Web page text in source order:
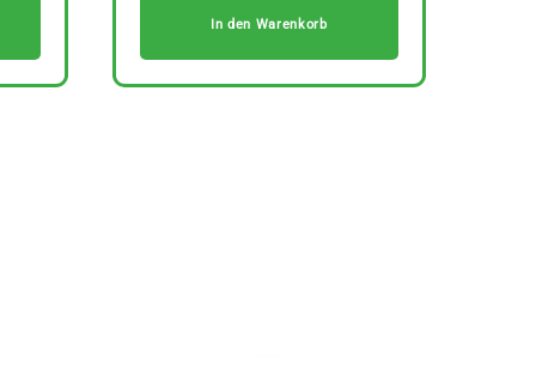
In den Warenkorb